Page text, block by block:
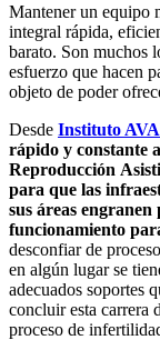
Mantener un equipo
integral rápida,
barato. Son muchos
esfuerzo que hacen
objeto de poder
Desde Instituto
rápido y constante
Reproducción
para que las
sus áreas
funcionamiento
desconfiar de
en algún lugar se
adecuados soportes
concluir esta carrera
proceso de